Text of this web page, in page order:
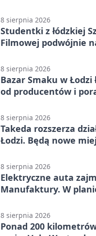
8 sierpnia 2026
Studentki z łódzkiej
Filmowej podwójnie
8 sierpnia 2026
Bazar Smaku w Łodzi
od producentów i
8 sierpnia 2026
Takeda rozszerza
Łodzi. Będą nowe
8 sierpnia 2026
Elektryczne auta
Manufaktury. W
8 sierpnia 2026
Ponad 200